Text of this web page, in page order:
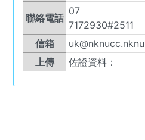
聯絡電話
07
7172930#2511
信箱
上傳
佐證資料：